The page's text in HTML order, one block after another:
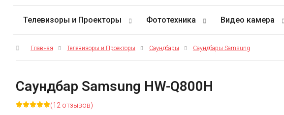
Телевизоры и Проекторы Фототехника Видео камера
Главная Телевизоры и Проекторы Саундбары Саундбары Samsung
Саундбар Samsung HW-Q800H
(12 отзывов)